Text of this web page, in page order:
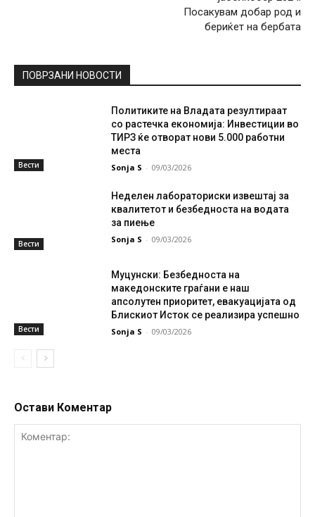
Посакувам добар род и
бериќет на бербата
ПОВРЗАНИ НОВОСТИ
Вести
Политиките на Владата резултираат
со растечка економија: Инвестиции во
ТИРЗ ќе отворат нови 5.000 работни
места
Sonja S - 09/03/2026
Вести
Неделен лабораториски извештај за
квалитетот и безбедноста на водата
за пиење
Sonja S - 09/03/2026
Вести
Муцунски: Безбедноста на
македонските граѓани е наш
апсолутен приоритет, евакуацијата од
Блискиот Исток се реализира успешно
Sonja S - 09/03/2026
Остави Коментар